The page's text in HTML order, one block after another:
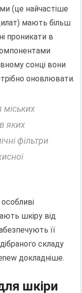
(це найчастіше
мають більш
проникати в
сонці вони
оновлювати.
яких
фільтри
шкіру від
її
складу
докладніше.
шкіри